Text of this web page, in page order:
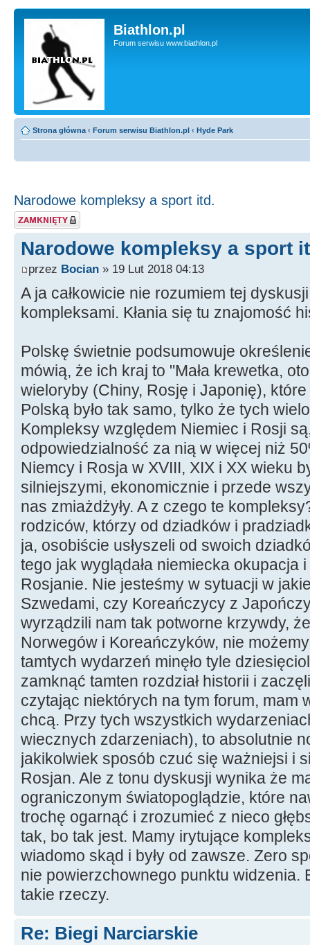
Biathlon.pl
Forum serwisu www.biathlon.pl
Strona główna ‹ Forum serwisu Biathlon.pl ‹ Hyde Park
Narodowe kompleksy a sport itd.
Zablokowany temat
Narodowe kompleksy a sport
przez Bocian » 19 Lut 2018 04:13
A ja całkowicie nie rozumiem tej
kompleksami. Kłania się tu znajomość
Polskę świetnie podsumowuje
mówią, że ich kraj to "Mała krewetka,
wieloryby (Chiny, Rosję i Japonię),
Polską było tak samo, tylko że tych
Kompleksy względem Niemiec i Rosji
odpowiedzialność za nią w więcej niż
Niemcy i Rosja w XVIII, XIX i XX wieku
silniejszymi, ekonomicznie i przede
nas zmiażdżyły. A z czego te
rodziców, którzy od dziadków i
ja, osobiście usłyszeli od swoich
tego jak wyglądała niemiecka okupacja
Rosjanie. Nie jesteśmy w sytuacji w
Szwedami, czy Koreańczycy z
wyrządzili nam tak potworne krzywdy,
Norwegów i Koreańczyków, nie
tamtych wydarzeń minęło tyle
zamknąć tamten rozdział historii i
czytając niektórych na tym forum, mam
chcą. Przy tych wszystkich
wiecznych zdarzeniach), to absolutnie
jakikolwiek sposób czuć się ważniejsi i
Rosjan. Ale z tonu dyskusji wynika że
ograniczonym światopoglądzie, które
trochę ogarnąć i zrozumieć z nieco
tak, bo tak jest. Mamy irytujące
wiadomo skąd i były od zawsze. Zero
nie powierzchownego punktu widzenia.
takie rzeczy.
Re: Biegi Narciarskie